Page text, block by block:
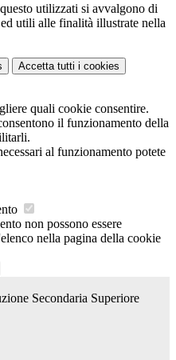
utilizzati si avvalgono di
utili alle finalità illustrate nella
Accetta tutti i cookies
quali cookie consentire.
il funzionamento della
al funzionamento potete
non possono essere
nella pagina della cookie
Secondaria Superiore